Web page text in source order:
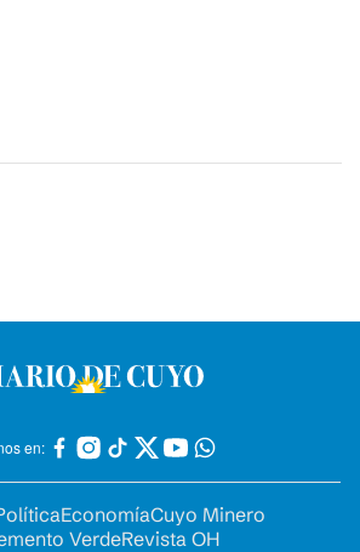
en:
EconomíaCuyo Minero
VerdeRevista OH